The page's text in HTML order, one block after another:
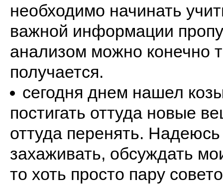
необходимо начинать
важной информации
анализом можно конечно
получается.
сегодня днем нашел
постигать оттуда новые
оттуда перенять.
захаживать, обсуждать
то хоть просто пару